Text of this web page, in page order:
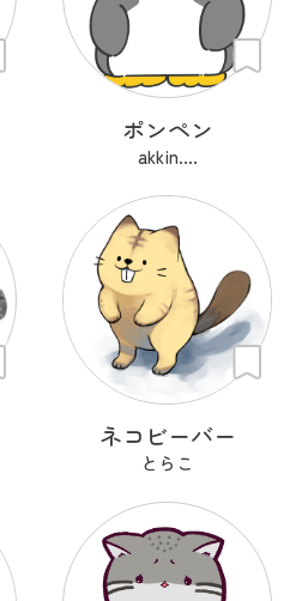
ポンペン
akkin....
ネコビーバー
とらこ